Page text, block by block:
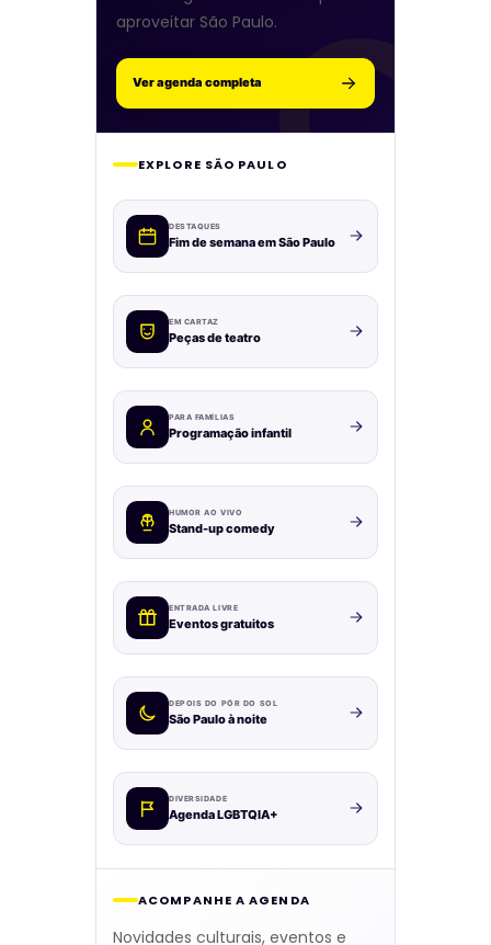
aproveitar São Paulo.
Ver agenda completa
EXPLORE SÃO PAULO
DESTAQUES
Fim de semana em São Paulo
EM CARTAZ
Peças de teatro
PARA FAMÍLIAS
Programação infantil
HUMOR AO VIVO
Stand-up comedy
ENTRADA LIVRE
Eventos gratuitos
DEPOIS DO PÔR DO SOL
São Paulo à noite
DIVERSIDADE
Agenda LGBTQIA+
ACOMPANHE A AGENDA
Novidades culturais, eventos e